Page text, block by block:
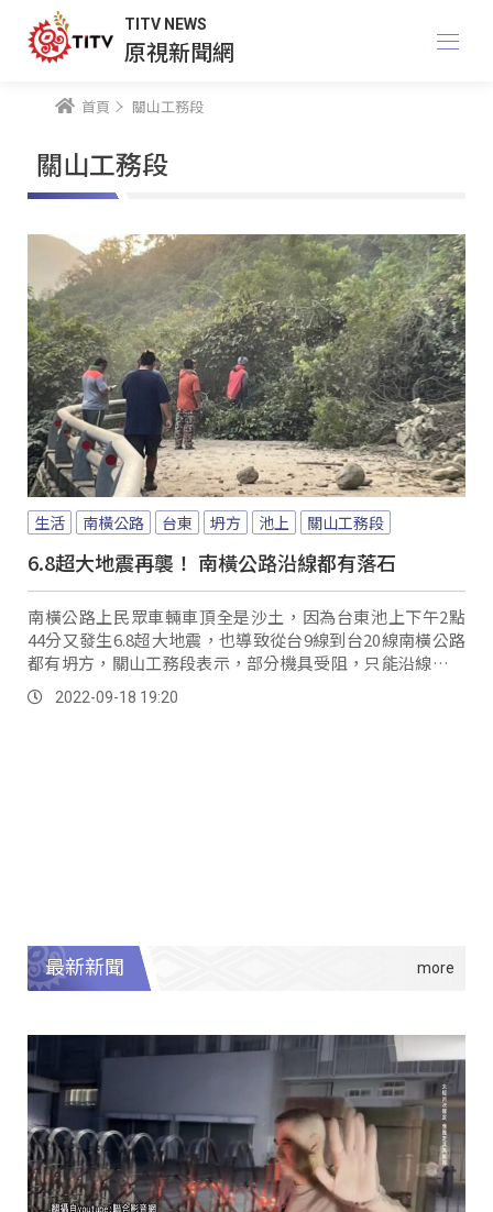
TITV NEWS
原視新聞網
首頁 關山工務段
關山工務段
生活 南橫公路 台東 坍方 池上 關山工務段
6.8超大地震再襲！ 南橫公路沿線都有落石
南橫公路上民眾車輛車頂全是沙土，因為台東池上下午2點
44分又發生6.8超大地震，也導致從台9線到台20線南橫公路
都有坍方，關山工務段表示，部分機具受阻，只能沿線清除
落石。2022-09-18 19:20
最新新聞